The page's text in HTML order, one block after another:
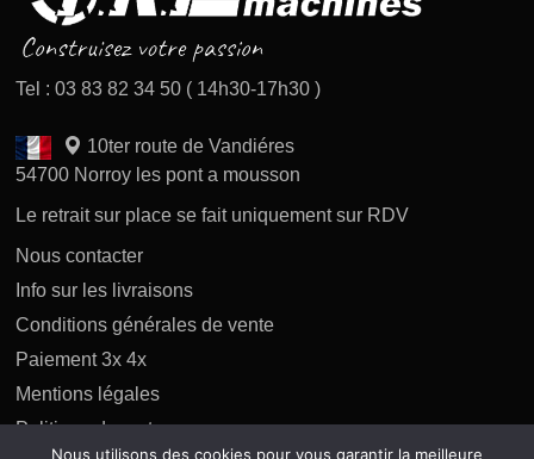
Tel : 03 83 82 34 50 ( 14h30-17h30 )
10ter route de Vandiéres
54700 Norroy les pont a mousson
Le retrait sur place se fait uniquement sur RDV
Nous contacter
Info sur les livraisons
Conditions générales de vente
Paiement 3x 4x
Mentions légales
Politique des retours
Nous utilisons des cookies pour vous garantir la meilleure